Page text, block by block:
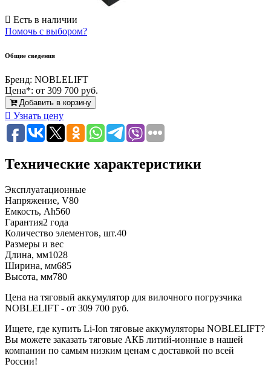
Есть в наличии
Помочь с выбором?
Общие сведения
Бренд: NOBLELIFT
Цена*: от 309 700 руб.
Добавить в корзину
Узнать цену
Технические характеристики
Эксплуатационные
Напряжение, V80
Емкость, Ah560
Гарантия2 года
Количество элементов, шт.40
Размеры и вес
Длина, мм1028
Ширина, мм685
Высота, мм780
Цена на тяговый аккумулятор для вилочного погрузчика
NOBLELIFT - от 309 700 руб.
Ищете, где купить Li-Ion тяговые аккумуляторы NOBLELIFT?
Вы можете заказать тяговые АКБ литий-ионные в нашей
компании по самым низким ценам с доставкой по всей
России!